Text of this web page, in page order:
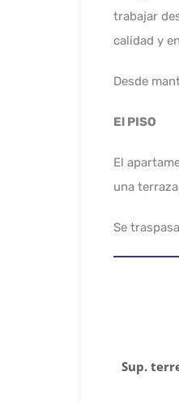
trabajar
calidad y
Desde
El PISO
El
una
Se
Sup.